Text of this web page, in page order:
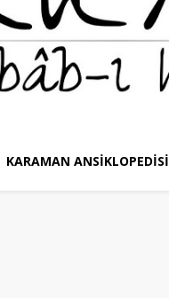
KARAMAN ANSIKLOPEDISI